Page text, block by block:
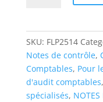
quantity
SKU: FLP2514
Notes de contrôle,
Comptables, Pour
d'audit comptables,
spécialisés, NOTES